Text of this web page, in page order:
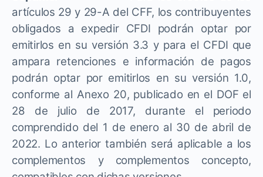
artículos 29 y 29-A del CFF, los contribuyentes
obligados a expedir CFDI podrán optar por
emitirlos en su versión 3.3 y para el CFDI que
ampara retenciones e información de pagos
podrán optar por emitirlos en su versión 1.0,
conforme al Anexo 20, publicado en el DOF el
28 de julio de 2017, durante el periodo
comprendido del 1 de enero al 30 de abril de
2022. Lo anterior también será aplicable a los
complementos y complementos concepto,